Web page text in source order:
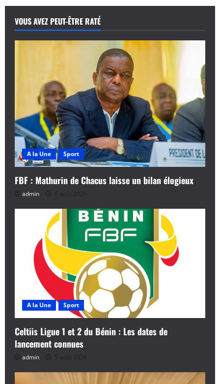
VOUS AVEZ PEUT-ÊTRE RATÉ
A la Une Sport
FBF : Mathurin de Chacus laisse un bilan élogieux
admin 6 août 2026
A la Une Sport
Celtiis Ligue 1 et 2 du Bénin : Les dates de
lancement connues
admin 5 août 2026